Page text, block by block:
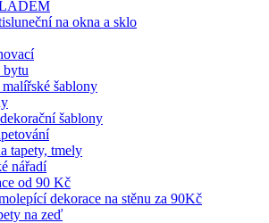
na okna a sklo
bytu
šablony
šablony
tapety, tmely
nářadí
od 90 Kč
dekorace na stěnu za 90Kč
na zeď